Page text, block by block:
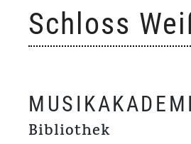
content
Schloss
Bibliothek